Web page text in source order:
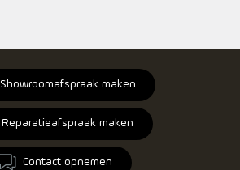
Showroomafspraak maken
Reparatieafspraak maken
Contact opnemen